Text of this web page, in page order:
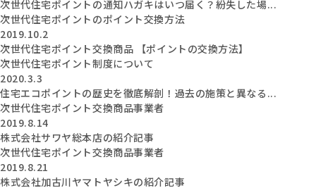
次世代住宅ポイントの通知ハガキはいつ届く？紛失した場...
次世代住宅ポイントのポイント交換方法
2019.10.2
次世代住宅ポイント交換商品 【ポイントの交換方法】
次世代住宅ポイント制度について
2020.3.3
住宅エコポイントの歴史を徹底解剖！過去の施策と異なる...
次世代住宅ポイント交換商品事業者
2019.8.14
株式会社サワヤ総本店の紹介記事
次世代住宅ポイント交換商品事業者
2019.8.21
株式会社加古川ヤマトヤシキの紹介記事